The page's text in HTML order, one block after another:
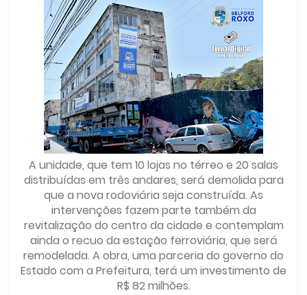
A unidade, que tem 10 lojas no térreo e 20 salas
distribuídas em três andares, será demolida para
que a nova rodoviária seja construída. As
intervenções fazem parte também da
revitalização do centro da cidade e contemplam
ainda o recuo da estação ferroviária, que será
remodelada. A obra, uma parceria do governo do
Estado com a Prefeitura, terá um investimento de
R$ 82 milhões.